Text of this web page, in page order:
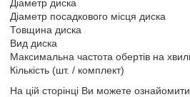
Діаметр диска
Діаметр посадкового місця диска
Товщина диска
Вид диска
Максимальна частота обертів на
Кількість (шт. / комплект)
На цій сторінці Ви можете